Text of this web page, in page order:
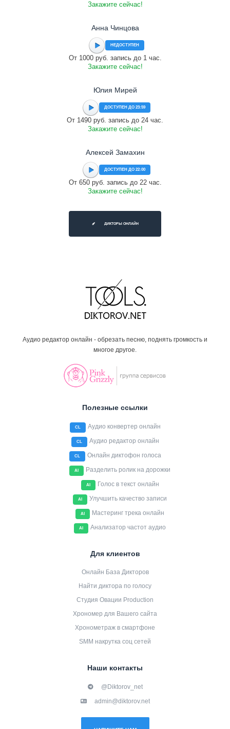
Закажите сейчас!
Анна Чинцова
НЕДОСТУПЕН
От 1000 руб. запись до 1 час.
Закажите сейчас!
Юлия Мирей
ДОСТУПЕН ДО 23:59
От 1490 руб. запись до 24 час.
Закажите сейчас!
Алексей Замахин
ДОСТУПЕН ДО 22:00
От 650 руб. запись до 22 час.
Закажите сейчас!
ДИКТОРЫ ОНЛАЙН
Аудио редактор онлайн - обрезать песню, поднять громкость и
многое другое.
Полезные ссылки
CL Аудио конвертер онлайн
CL Аудио редактор онлайн
CL Онлайн диктофон голоса
AI Разделить ролик на дорожки
AI Голос в текст онлайн
AI Улучшить качество записи
AI Мастеринг трека онлайн
AI Анализатор частот аудио
Для клиентов
Онлайн База Дикторов
Найти диктора по голосу
Студия Овации Production
Хрономер для Вашего сайта
Хронометраж в смартфоне
SMM накрутка соц сетей
Наши контакты
@Diktorov_net
admin@diktorov.net